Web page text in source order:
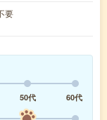
要
50代
60代